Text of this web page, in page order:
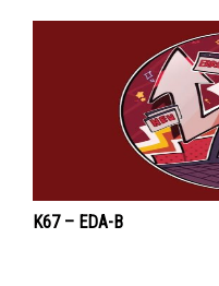
K67 – EDA-B